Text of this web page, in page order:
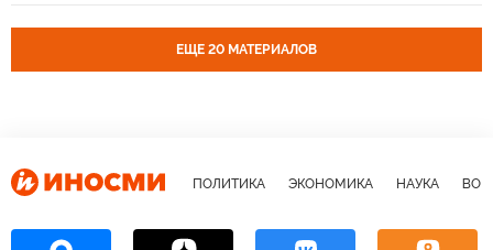
ЕЩЕ 20 МАТЕРИАЛОВ
ПОЛИТИКА ЭКОНОМИКА НАУКА